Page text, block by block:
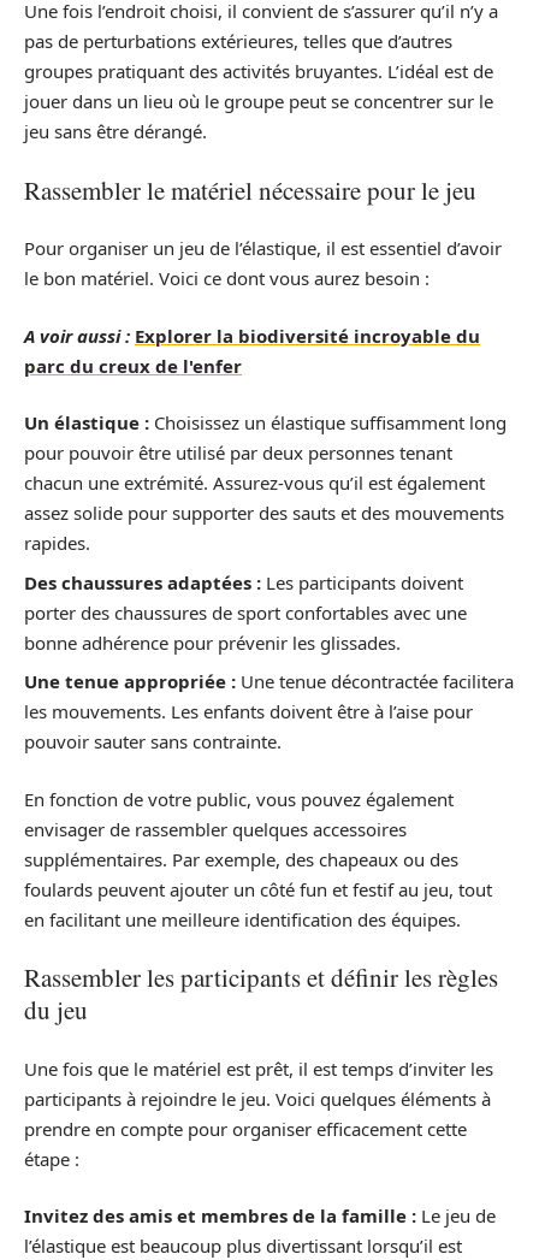
Une fois l’endroit choisi, il convient de s’assurer qu’il n’y a
pas de perturbations extérieures, telles que d’autres
groupes pratiquant des activités bruyantes. L’idéal est de
jouer dans un lieu où le groupe peut se concentrer sur le
jeu sans être dérangé.
Rassembler le matériel nécessaire pour le jeu
Pour organiser un jeu de l’élastique, il est essentiel d’avoir
le bon matériel. Voici ce dont vous aurez besoin :
A voir aussi : Explorer la biodiversité incroyable du
parc du creux de l'enfer
Un élastique : Choisissez un élastique suffisamment long
pour pouvoir être utilisé par deux personnes tenant
chacun une extrémité. Assurez-vous qu’il est également
assez solide pour supporter des sauts et des mouvements
rapides.
Des chaussures adaptées : Les participants doivent
porter des chaussures de sport confortables avec une
bonne adhérence pour prévenir les glissades.
Une tenue appropriée : Une tenue décontractée facilitera
les mouvements. Les enfants doivent être à l’aise pour
pouvoir sauter sans contrainte.
En fonction de votre public, vous pouvez également
envisager de rassembler quelques accessoires
supplémentaires. Par exemple, des chapeaux ou des
foulards peuvent ajouter un côté fun et festif au jeu, tout
en facilitant une meilleure identification des équipes.
Rassembler les participants et définir les règles
du jeu
Une fois que le matériel est prêt, il est temps d’inviter les
participants à rejoindre le jeu. Voici quelques éléments à
prendre en compte pour organiser efficacement cette
étape :
Invitez des amis et membres de la famille : Le jeu de
l’élastique est beaucoup plus divertissant lorsqu’il est